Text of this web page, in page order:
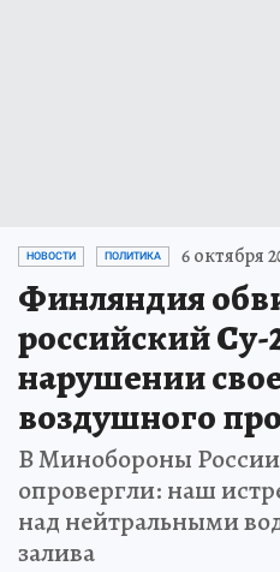
НОВОСТИ ПОЛИТИКА 6 октября
Финляндия
российский Су-
нарушении
воздушного
В Минобороны России
опровергли: наш
над нейтральными
залива